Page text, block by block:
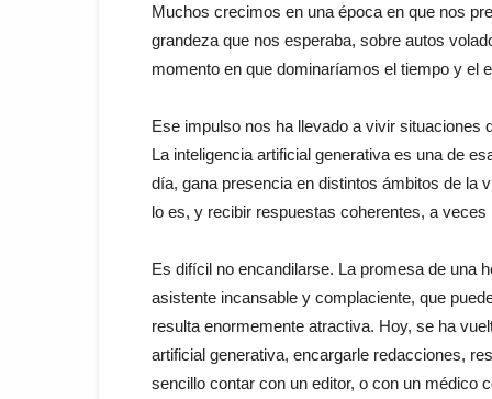
Muchos crecimos en una época en que nos
grandeza que nos esperaba, sobre autos
momento en que dominaríamos el tiempo y el
Ese impulso nos ha llevado a vivir
La inteligencia artificial generativa es una de
día, gana presencia en distintos ámbitos de la
lo es, y recibir respuestas coherentes, a
Es difícil no encandilarse. La promesa de una
asistente incansable y complaciente, que
resulta enormemente atractiva. Hoy, se ha
artificial generativa, encargarle redacciones,
sencillo contar con un editor, o con un médico